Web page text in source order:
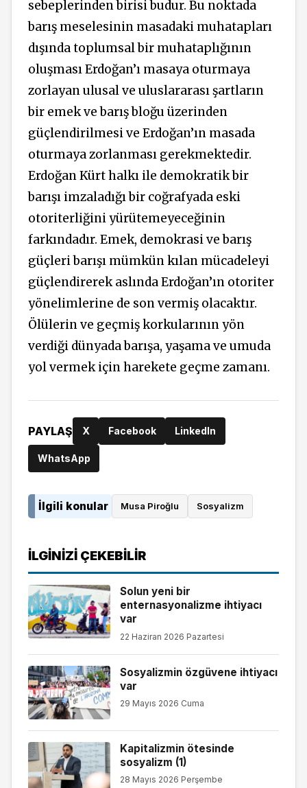
sebeplerinden birisi budur. Bu noktada
barış meselesinin masadaki muhatapları
dışında toplumsal bir muhataplığının
oluşması Erdoğan’ı masaya oturmaya
zorlayan ulusal ve uluslararası şartların
bir emek ve barış bloğu üzerinden
güçlendirilmesi ve Erdoğan’ın masada
oturmaya zorlanması gerekmektedir.
Erdoğan Kürt halkı ile demokratik bir
barışı imzaladığı bir coğrafyada eski
otoriterliğini yürütemeyeceğinin
farkındadır. Emek, demokrasi ve barış
güçleri barışı mümkün kılan mücadeleyi
güçlendirerek aslında Erdoğan’ın otoriter
yönelimlerine de son vermiş olacaktır.
Ölülerin ve geçmiş korkularının yön
verdiği dünyada barışa, yaşama ve umuda
yol vermek için harekete geçme zamanı.
PAYLAŞ X Facebook LinkedIn
WhatsApp
İlgili konular Musa Piroğlu Sosyalizm
İLGINIZI ÇEKEBILIR
Solun yeni bir
enternasyonalizme ihtiyacı
var
22 Haziran 2026 Pazartesi
Sosyalizmin özgüvene ihtiyacı
var
29 Mayıs 2026 Cuma
Kapitalizmin ötesinde
sosyalizm (1)
28 Mayıs 2026 Perşembe